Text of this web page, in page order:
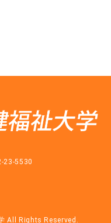
23-5530
All Rights Reserved.